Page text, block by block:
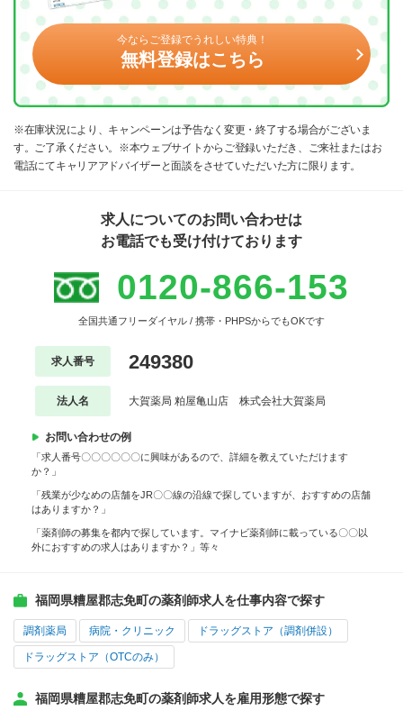
今ならご登録でうれしい特典！
無料登録はこちら
※在庫状況により、キャンペーンは予告なく変更・終了する場合がございま
す。ご了承ください。※本ウェブサイトからご登録いただき、ご来社またはお
電話にてキャリアアドバイザーと面談をさせていただいた方に限ります。
求人についてのお問い合わせは
お電話でも受け付けております
0120-866-153
全国共通フリーダイヤル / 携帯・PHPSからでもOKです
求人番号 249380
法人名 大賀薬局 粕屋亀山店 株式会社大賀薬局
お問い合わせの例
「求人番号〇〇〇〇〇〇に興味があるので、詳細を教えていただけます
か？」
「残業が少なめの店舗をJR〇〇線の沿線で探していますが、おすすめの店舗
はありますか？」
「薬剤師の募集を都内で探しています。マイナビ薬剤師に載っている〇〇以
外におすすめの求人はありますか？」等々
福岡県糟屋郡志免町の薬剤師求人を仕事内容で探す
調剤薬局 病院・クリニック ドラッグストア（調剤併設）
ドラッグストア（OTCのみ）
福岡県糟屋郡志免町の薬剤師求人を雇用形態で探す